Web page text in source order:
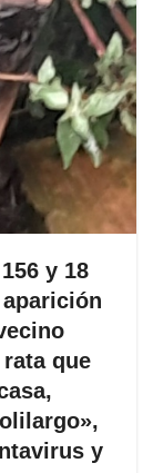
y 18
que
y